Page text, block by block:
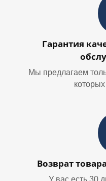
Гарантия
Мы предлагаем
Возврат
У вас есть 30